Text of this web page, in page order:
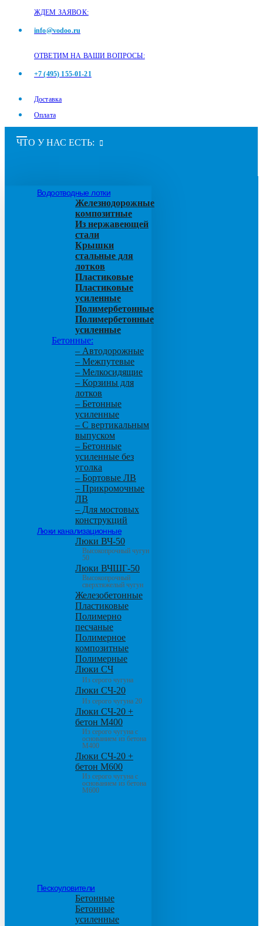
ЖДЕМ ЗАЯВОК:
info@vodoo.ru
ОТВЕТИМ НА ВАШИ ВОПРОСЫ:
+7 (495) 155-01-21
Доставка
Оплата
ЧТО У НАС ЕСТЬ:
Водоотводные лотки
Железнодорожные
композитные
Из нержавеющей
стали
Крышки
стальные для
лотков
Пластиковые
Пластиковые
усиленные
Полимербетонные
Полимербетонные
усиленные
Бетонные:
– Автодорожные
– Межпутевые
– Мелкосидящие
– Корзины для
лотков
– Бетонные
усиленные
– С вертикальным
выпуском
– Бетонные
усиленные без
уголка
– Бортовые ЛВ
– Прикромочные
ЛВ
– Для мостовых
конструкций
Люки канализационные
Люки ВЧ-50
Высокопрочный чугун
50
Люки ВЧШГ-50
Высокопрочный
сверхтяжелый чугун
Железобетонные
Пластиковые
Полимерно
песчаные
Полимерное
композитные
Полимерные
Люки СЧ
Из серого чугуна
Люки СЧ-20
Из серого чугуна 20
Люки СЧ-20 +
бетон М400
Из серого чугуна с
основанием из бетона
М400
Люки СЧ-20 +
бетон М600
Из серого чугуна с
основанием из бетона
М600
Пескоуловители
Бетонные
Бетонные
усиленные